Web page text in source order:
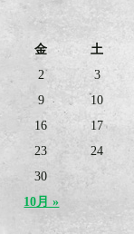
金 土
10月 »
2
3
9
10
16
17
23
24
30